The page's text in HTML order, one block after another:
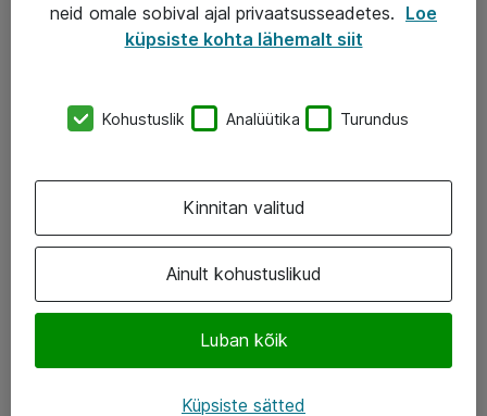
+372 659 3591
Järvevana tee 7b, 10112 Tallinn
Facebook
neid omale sobival ajal privaatsusseadetes. Loe
küpsiste kohta lähemalt siit
Kohustuslik Analüütika Turundus
Ainult kohustuslikud
Luban kõik
Kinnitan valitud
Küpsiste sätted